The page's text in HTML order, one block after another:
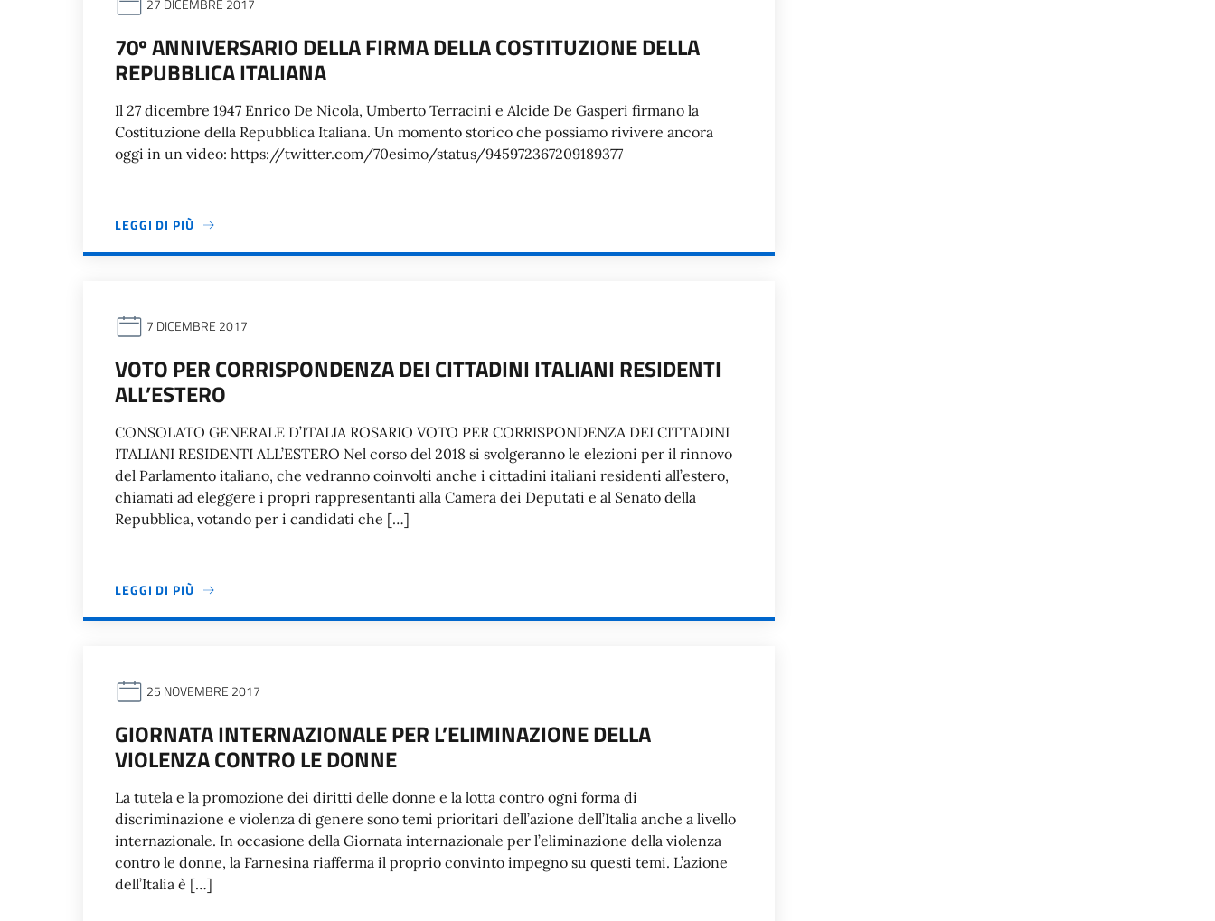
70º ANNIVERSARIO DELLA FIRMA DELLA COSTITUZIONE DELLA
REPUBBLICA ITALIANA
Il 27 dicembre 1947 Enrico De Nicola, Umberto Terracini e Alcide De Gasperi firmano la
Costituzione della Repubblica Italiana. Un momento storico che possiamo rivivere ancora
oggi in un video: https://twitter.com/70esimo/status/945972367209189377
LEGGI DI PIÙ
7 DICEMBRE 2017
VOTO PER CORRISPONDENZA DEI CITTADINI ITALIANI RESIDENTI
ALL’ESTERO
CONSOLATO GENERALE D’ITALIA ROSARIO VOTO PER CORRISPONDENZA DEI CITTADINI
ITALIANI RESIDENTI ALL’ESTERO Nel corso del 2018 si svolgeranno le elezioni per il rinnovo
del Parlamento italiano, che vedranno coinvolti anche i cittadini italiani residenti all’estero,
chiamati ad eleggere i propri rappresentanti alla Camera dei Deputati e al Senato della
Repubblica, votando per i candidati che […]
LEGGI DI PIÙ
25 NOVEMBRE 2017
GIORNATA INTERNAZIONALE PER L’ELIMINAZIONE DELLA
VIOLENZA CONTRO LE DONNE
La tutela e la promozione dei diritti delle donne e la lotta contro ogni forma di
discriminazione e violenza di genere sono temi prioritari dell’azione dell’Italia anche a livello
internazionale. In occasione della Giornata internazionale per l’eliminazione della violenza
contro le donne, la Farnesina riafferma il proprio convinto impegno su questi temi. L’azione
dell’Italia è […]